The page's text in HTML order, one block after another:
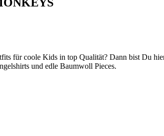
für coole Kids in top Qualität? Dann bist Du
und edle Baumwoll Pieces.